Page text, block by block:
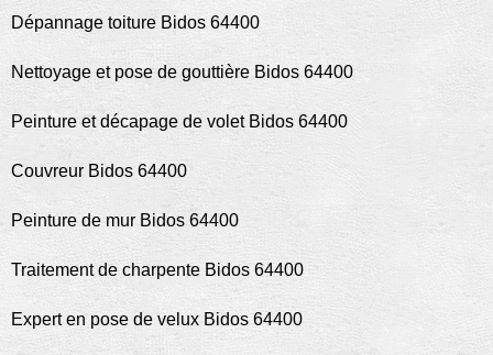
Dépannage toiture Bidos 64400
Nettoyage et pose de gouttière Bidos 64400
Peinture et décapage de volet Bidos 64400
Couvreur Bidos 64400
Peinture de mur Bidos 64400
Traitement de charpente Bidos 64400
Expert en pose de velux Bidos 64400